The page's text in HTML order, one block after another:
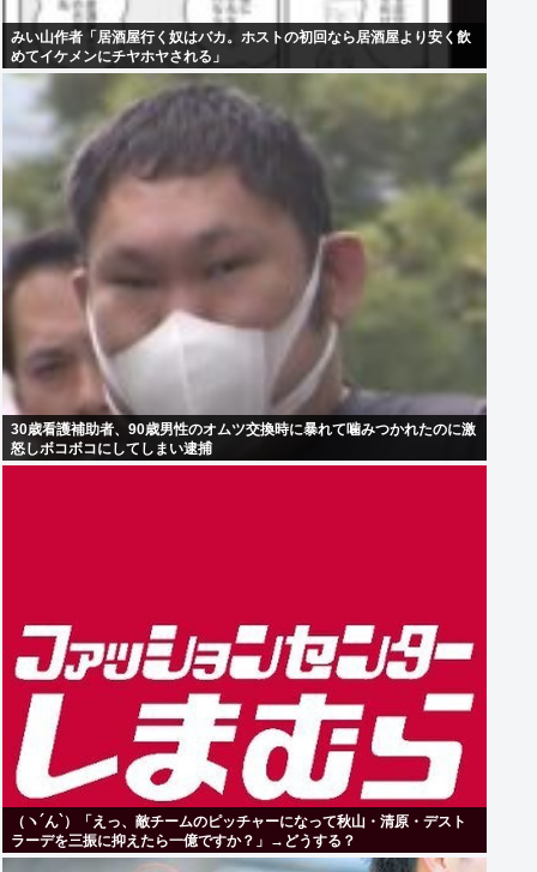
みい山作者「居酒屋行く奴はバカ。ホストの初回なら居酒屋より安く飲
めてイケメンにチヤホヤされる」
30歳看護補助者、90歳男性のオムツ交換時に暴れて噛みつかれたのに激
怒しボコボコにしてしまい逮捕
（ヽ´ん`）「えっ、敵チームのピッチャーになって秋山・清原・デスト
ラーデを三振に抑えたら一億ですか？」→どうする？